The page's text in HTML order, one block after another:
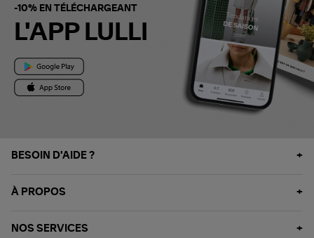
-10% EN TÉLÉCHARGEANT
L'APP LULLI
BESOIN D'AIDE ?
À PROPOS
NOS SERVICES